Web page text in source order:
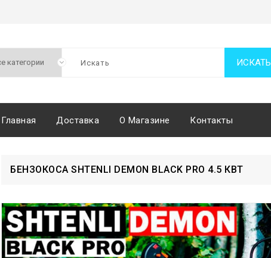
ИСКАТЬ
Главная Доставка О Магазине Контакты
БЕНЗОКОСА SHTENLI DEMON BLACK PRO 4.5 КВТ